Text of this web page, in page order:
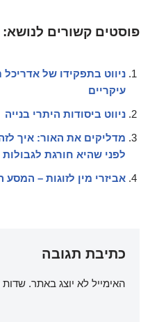
פוסטים קשורים לנושא:
ניווט בתפקידו של אדריכל
עיקריים
ניווט ביסודות היתרי בנייה
מדליקים את האור: איך
לפני שהיא חורגת לגבולות
אביזרי מין לזוגות –
כתיבת תגובה
האימייל לא יוצג באתר. שדות